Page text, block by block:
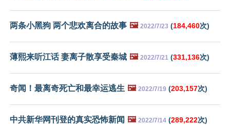
两条小黑狗 两个悲欢离合的故事 🖼️ 2022/7/23 (184,460次)
薄熙来听江话 妻离子散享受秦城 🖼️ 2022/7/21 (331,136次)
奇闻！最离奇死亡和最幸运逃生 🖼️ 2022/7/19 (203,157次)
中共新华网刊登的真实恐怖新闻 🖼️ 2022/7/14 (289,222次)